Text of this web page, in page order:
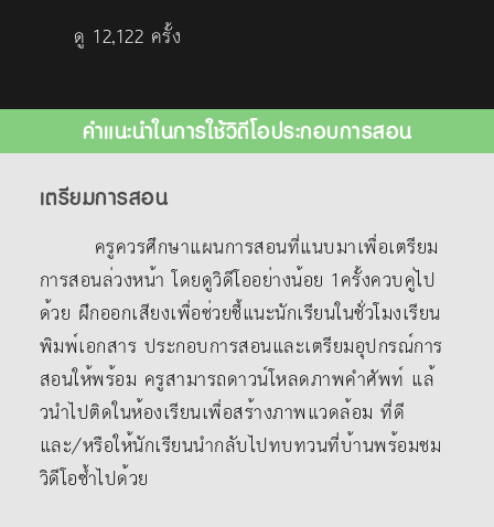
ดู 12,122 ครั้ง
คำแนะนำในการใช้วิดีโอประกอบการสอน
เตรียมการสอน
ครูควรศึกษาแผนการสอนที่แนบมาเพื่อเตรียม
การสอนล่วงหน้า โดยดูวิดีโออย่างน้อย 1ครั้งควบคู่ไป
ด้วย ฝึกออกเสียงเพื่อช่วยชี้แนะนักเรียนในชั่วโมงเรียน
พิมพ์เอกสาร ประกอบการสอนและเตรียมอุปกรณ์การ
สอนให้พร้อม ครูสามารถดาวน์โหลดภาพคําศัพท์ แล้
วนําไปติดในห้องเรียนเพื่อสร้างภาพแวดล้อม ที่ดี
และ/หรือให้นักเรียนนํากลับไปทบทวนที่บ้านพร้อมชม
วิดีโอซ้ำไปด้วย